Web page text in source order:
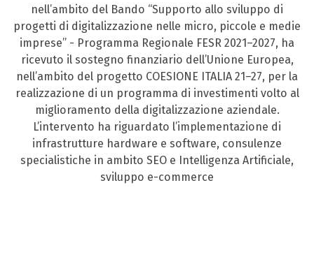
nell’ambito del Bando “Supporto allo sviluppo di
progetti di digitalizzazione nelle micro, piccole e medie
imprese” - Programma Regionale FESR 2021–2027, ha
ricevuto il sostegno finanziario dell’Unione Europea,
nell’ambito del progetto COESIONE ITALIA 21–27, per la
realizzazione di un programma di investimenti volto al
miglioramento della digitalizzazione aziendale.
L’intervento ha riguardato l’implementazione di
infrastrutture hardware e software, consulenze
specialistiche in ambito SEO e Intelligenza Artificiale,
sviluppo e-commerce